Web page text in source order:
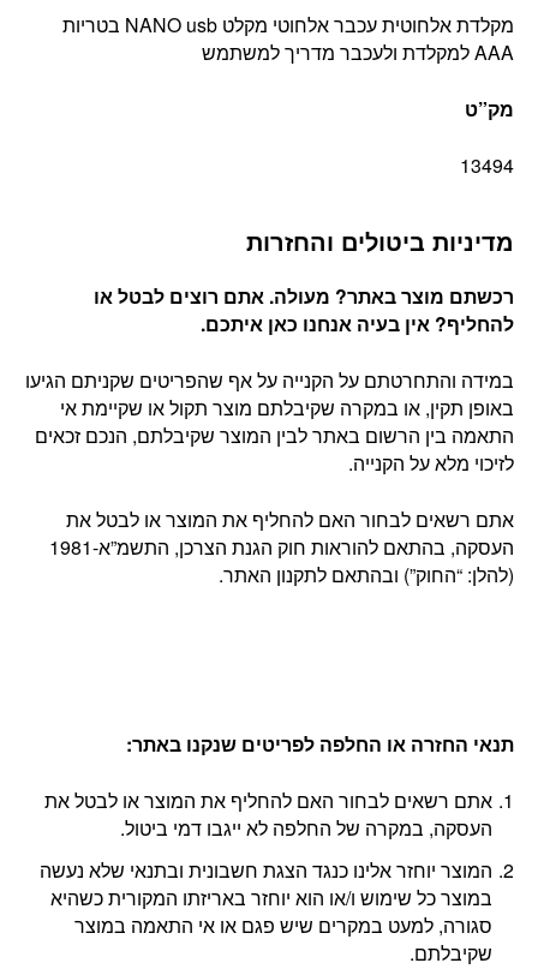
מקלדת אלחוטית עכבר אלחוטי מקלט NANO usb בטריות
AAA למקלדת ולעכבר מדריך למשתמש
מק”ט
13494
מדיניות ביטולים והחזרות
רכשתם מוצר באתר? מעולה. אתם רוצים לבטל או
להחליף? אין בעיה אנחנו כאן איתכם.
במידה והתחרטתם על הקנייה על אף שהפריטים שקניתם הגיעו
באופן תקין, או במקרה שקיבלתם מוצר תקול או שקיימת אי
התאמה בין הרשום באתר לבין המוצר שקיבלתם, הנכם זכאים
לזיכוי מלא על הקנייה.
אתם רשאים לבחור האם להחליף את המוצר או לבטל את
העסקה, בהתאם להוראות חוק הגנת הצרכן, התשמ”א-1981
(להלן: “החוק”) ובהתאם לתקנון האתר.
תנאי החזרה או החלפה לפריטים שנקנו באתר:
אתם רשאים לבחור האם להחליף את המוצר או לבטל את
העסקה, במקרה של החלפה לא ייגבו דמי ביטול.
המוצר יוחזר אלינו כנגד הצגת חשבונית ובתנאי שלא נעשה
במוצר כל שימוש ו/או הוא יוחזר באריזתו המקורית כשהיא
סגורה, למעט במקרים שיש פגם או אי התאמה במוצר
שקיבלתם.